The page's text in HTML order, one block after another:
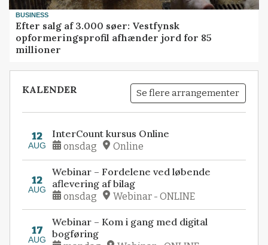
BUSINESS
Efter salg af 3.000 søer: Vestfynsk
opformeringsprofil afhænder jord for 85
millioner
KALENDER Se flere arrangementer
12
AUG
InterCount kursus Online
onsdag Online
12
AUG
Webinar – Fordelene ved løbende
aflevering af bilag
onsdag Webinar - ONLINE
17
AUG
Webinar – Kom i gang med digital
bogføring